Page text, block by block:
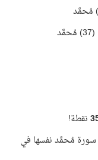
(37) مُحمَّد
نقطة!
سورة مُحمَّد نفسها في